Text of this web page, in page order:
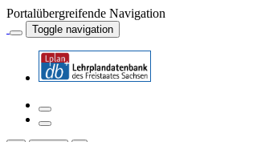
Portalübergreifende Navigation
Toggle navigation